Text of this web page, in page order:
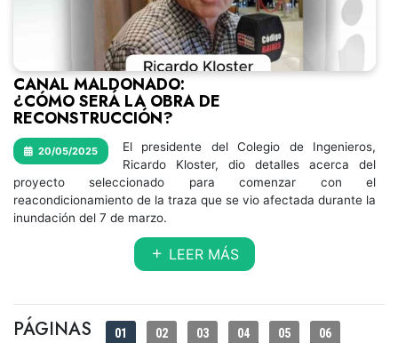
CANAL MALDONADO:
¿CÓMO SERÁ LA OBRA DE
RECONSTRUCCIÓN?
20/05/2025
El presidente del Colegio de Ingenieros,
Ricardo Kloster, dio detalles acerca del
proyecto seleccionado para comenzar con el
reacondicionamiento de la traza que se vio afectada durante la
inundación del 7 de marzo.
LEER MÁS
PÁGINAS 01 02 03 04 05 06